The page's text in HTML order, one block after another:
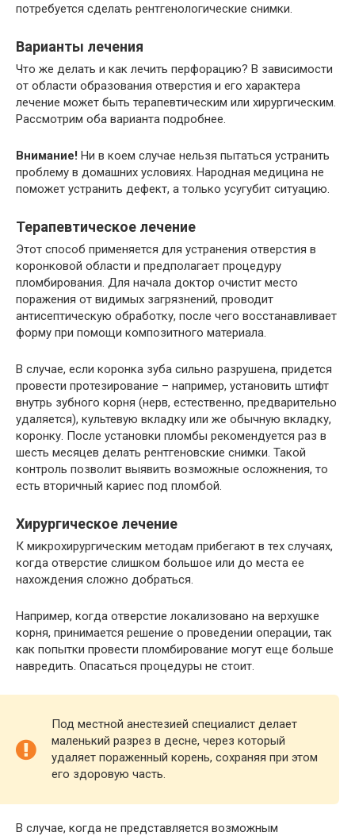
потребуется сделать рентгенологические снимки.
Варианты лечения
Что же делать и как лечить перфорацию? В зависимости
от области образования отверстия и его характера
лечение может быть терапевтическим или хирургическим.
Рассмотрим оба варианта подробнее.
Внимание! Ни в коем случае нельзя пытаться устранить
проблему в домашних условиях. Народная медицина не
поможет устранить дефект, а только усугубит ситуацию.
Терапевтическое лечение
Этот способ применяется для устранения отверстия в
коронковой области и предполагает процедуру
пломбирования. Для начала доктор очистит место
поражения от видимых загрязнений, проводит
антисептическую обработку, после чего восстанавливает
форму при помощи композитного материала.
В случае, если коронка зуба сильно разрушена, придется
провести протезирование – например, установить штифт
внутрь зубного корня (нерв, естественно, предварительно
удаляется), культевую вкладку или же обычную вкладку,
коронку. После установки пломбы рекомендуется раз в
шесть месяцев делать рентгеновские снимки. Такой
контроль позволит выявить возможные осложнения, то
есть вторичный кариес под пломбой.
Хирургическое лечение
К микрохирургическим методам прибегают в тех случаях,
когда отверстие слишком большое или до места ее
нахождения сложно добраться.
Например, когда отверстие локализовано на верхушке
корня, принимается решение о проведении операции, так
как попытки провести пломбирование могут еще больше
навредить. Опасаться процедуры не стоит.
Под местной анестезией специалист делает
маленький разрез в десне, через который
удаляет пораженный корень, сохраняя при этом
его здоровую часть.
В случае, когда не представляется возможным